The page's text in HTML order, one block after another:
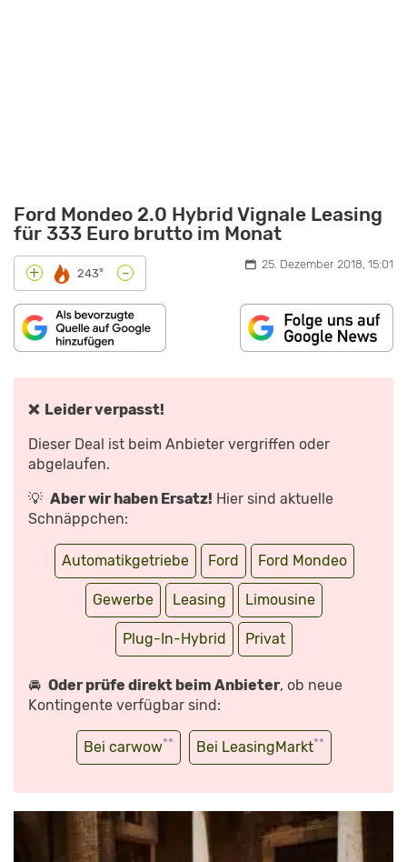
Ford Mondeo 2.0 Hybrid Vignale Leasing
für 333 Euro brutto im Monat
+ 243° - 25. Dezember 2018, 15:01
❌ Leider verpasst!
Dieser Deal ist beim Anbieter vergriffen oder
abgelaufen.
💡 Aber wir haben Ersatz! Hier sind aktuelle
Schnäppchen:
Automatikgetriebe Ford Ford Mondeo
Gewerbe Leasing Limousine
Plug-In-Hybrid Privat
🚘 Oder prüfe direkt beim Anbieter, ob neue
Kontingente verfügbar sind:
Bei carwow** Bei LeasingMarkt**
VON
YOUTUBE